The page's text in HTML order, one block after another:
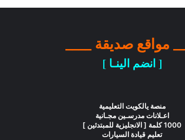
مواقع صديقة ____
[ انضم الينـا ]
منصة يالكويت التعليمية
اعـلانات مدرسـين مجـانية
1000 كلمة [ الانجليزية للمبتدئين ]
تعليم قيادة السيارات